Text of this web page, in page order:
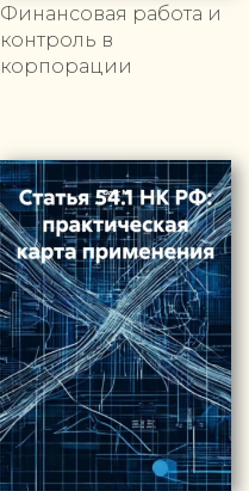
Финансовая работа и
контроль в
корпорации